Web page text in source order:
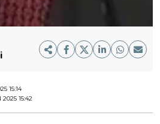
15:14
2025 15:42